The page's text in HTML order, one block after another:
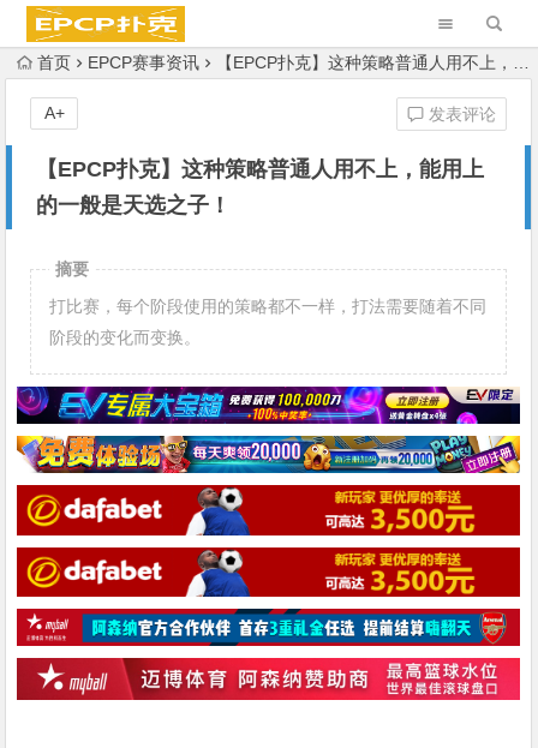
首页 EPCP赛事资讯 【EPCP扑克】这种策略普通人用不上，能用上的一般是天选之子！
【EPCP扑克】这种策略普通人用不上，能用上
的一般是天选之子！
发表评论
A+
摘要
打比赛，每个阶段使用的策略都不一样，打法需要随着不同
阶段的变化而变换。